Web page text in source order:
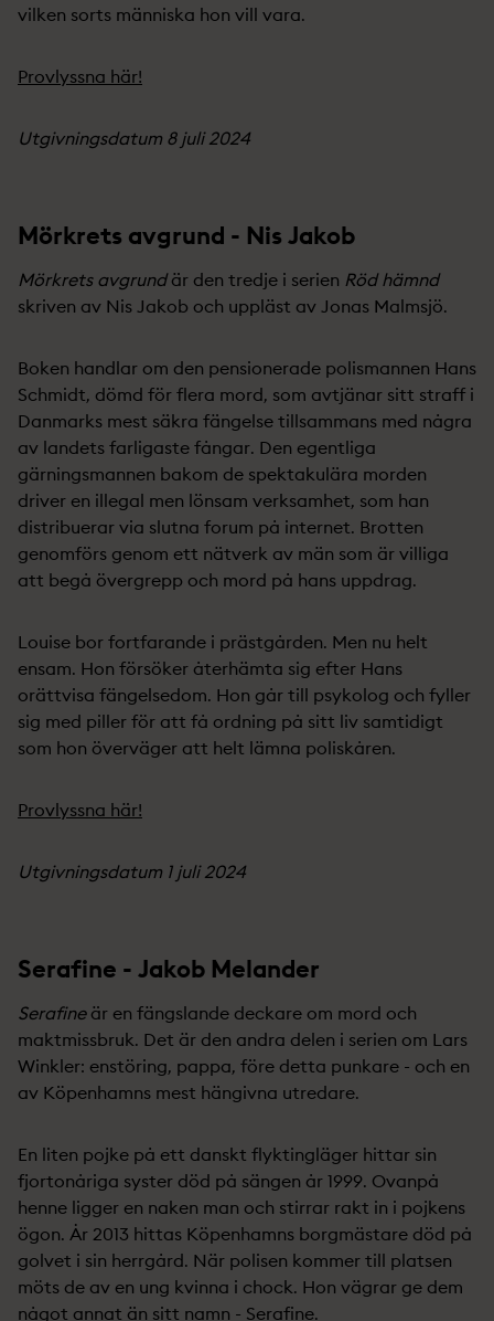
vilken sorts människa hon vill vara.
Provlyssna här!
Utgivningsdatum 8 juli 2024
Mörkrets avgrund - Nis Jakob
Mörkrets avgrundär den tredje i serien Röd hämnd
skriven av Nis Jakob och uppläst av Jonas Malmsjö.
Boken handlar om den pensionerade polismannen Hans
Schmidt, dömd för flera mord, som avtjänar sitt straff i
Danmarks mest säkra fängelse tillsammans med några
av landets farligaste fångar. Den egentliga
gärningsmannen bakom de spektakulära morden
driver en illegal men lönsam verksamhet, som han
distribuerar via slutna forum på internet. Brotten
genomförs genom ett nätverk av män som är villiga
att begå övergrepp och mord på hans uppdrag.
Louise bor fortfarande i prästgården. Men nu helt
ensam. Hon försöker återhämta sig efter Hans
orättvisa fängelsedom. Hon går till psykolog och fyller
sig med piller för att få ordning på sitt liv samtidigt
som hon överväger att helt lämna poliskåren.
Provlyssna här!
Utgivningsdatum 1 juli 2024
Serafine - Jakob Melander
Serafineär en fängslande deckare om mord och
maktmissbruk. Det är den andra delen i serien om Lars
Winkler: enstöring, pappa, före detta punkare - och en
av Köpenhamns mest hängivna utredare.
En liten pojke på ett danskt flyktingläger hittar sin
fjortonåriga syster död på sängen år 1999. Ovanpå
henne ligger en naken man och stirrar rakt in i pojkens
ögon. År 2013 hittas Köpenhamns borgmästare död på
golvet i sin herrgård. När polisen kommer till platsen
möts de av en ung kvinna i chock. Hon vägrar ge dem
något annat än sitt namn - Serafine.